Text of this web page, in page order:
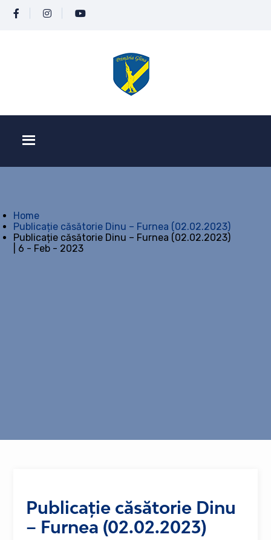
Home
Publicație căsătorie Dinu – Furnea (02.02.2023)
Publicație căsătorie Dinu – Furnea (02.02.2023)
| 6 - Feb - 2023
Publicație căsătorie Dinu
– Furnea (02.02.2023)